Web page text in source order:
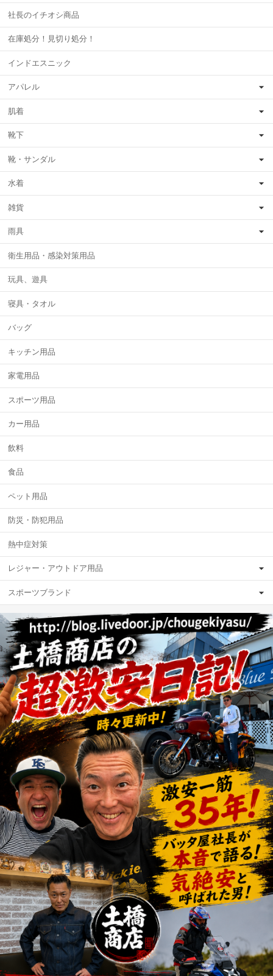
社長のイチオシ商品
在庫処分！見切り処分！
インドエスニック
アパレル
肌着
靴下
靴・サンダル
水着
雑貨
雨具
衛生用品・感染対策用品
玩具、遊具
寝具・タオル
バッグ
キッチン用品
家電用品
スポーツ用品
カー用品
飲料
食品
ペット用品
防災・防犯用品
熱中症対策
レジャー・アウトドア用品
スポーツブランド